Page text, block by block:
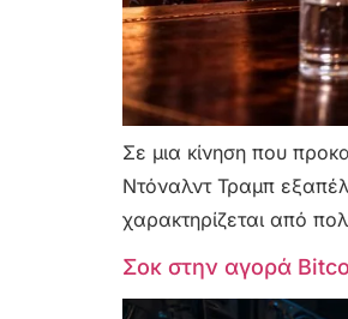
Σε μια κίνηση που
Ντόναλντ Τραμπ
χαρακτηρίζεται από
Σοκ στην αγορά